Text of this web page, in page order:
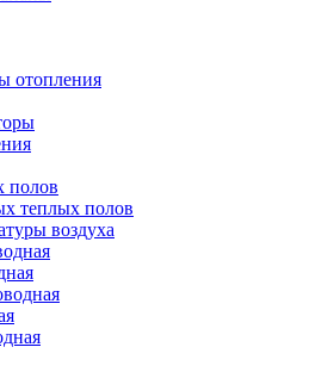
отопления
полов
теплых полов
воздуха